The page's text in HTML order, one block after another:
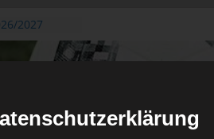
2027
August
aus der
der ersten 15